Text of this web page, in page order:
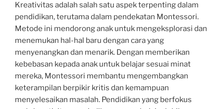
Kreativitas adalah salah satu aspek terpenting dalam
pendidikan, terutama dalam pendekatan Montessori.
Metode ini mendorong anak untuk mengeksplorasi dan
menemukan hal-hal baru dengan cara yang
menyenangkan dan menarik. Dengan memberikan
kebebasan kepada anak untuk belajar sesuai minat
mereka, Montessori membantu mengembangkan
keterampilan berpikir kritis dan kemampuan
menyelesaikan masalah. Pendidikan yang berfokus